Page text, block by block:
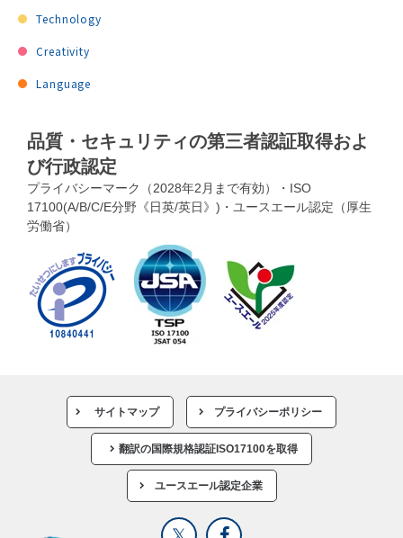
Technology
Creativity
Language
品質・セキュリティの第三者認証取得およ
び行政認定
プライバシーマーク（2028年2月まで有効）・ISO
17100(A/B/C/E分野《日英/英日》)・ユースエール認定（厚生
労働省）
サイトマップ プライバシーポリシー
翻訳の国際規格認証ISO17100を取得
ユースエール認定企業